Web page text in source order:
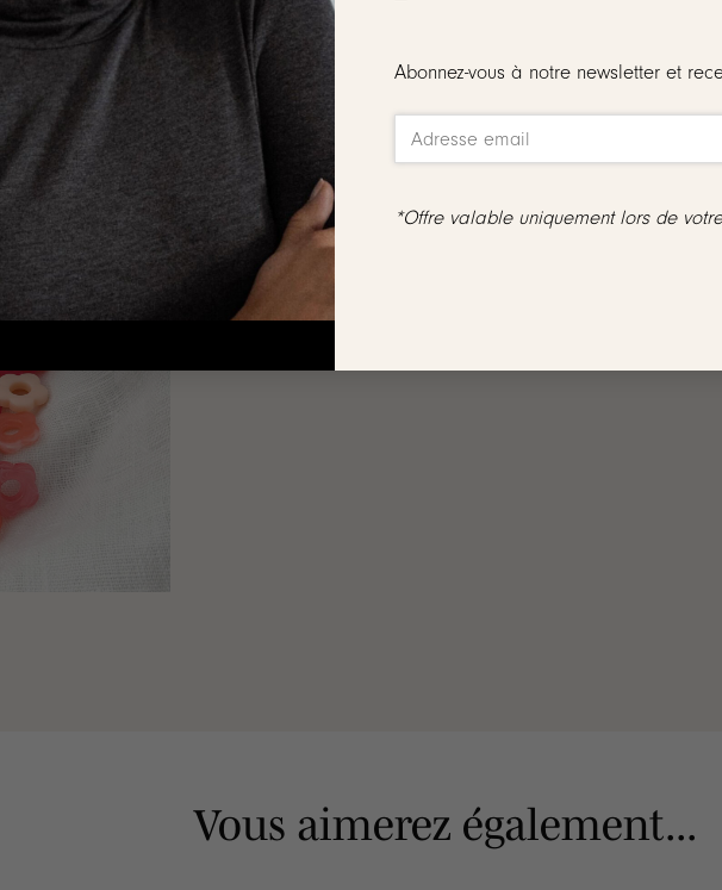
Abonnez-vous à notre newsletter et
*Offre valable uniquement lors de
:
Dotées d’un fermoir loquet, ces boucles d’oreilles sont faciles à mettre et
boucles d’oreilles ne sont ni reprises, ni échangées
nickel, sans cadmium, sans sel de plomb. Elle résiste à l’eau et ne noircit pas.
en un clin d’œil grâce aux Fleurs Flory
Vous aimerez également...